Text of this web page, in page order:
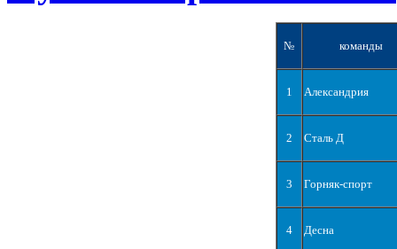
№ команды
1 Александрия
2 Сталь Д
3 Горняк-спорт
4 Десна